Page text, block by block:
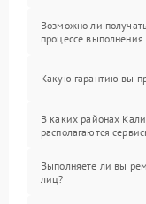
Возможно ли
процессе
Какую гарантию вы
В каких районах
располагаются
Выполняете ли вы
лиц?